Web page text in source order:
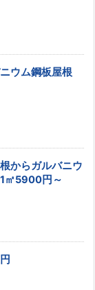
ウム鋼板屋根
からガルバニウ
㎡5900円～